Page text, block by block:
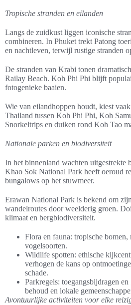
Tropische stranden en eilanden
Langs de zuidkust liggen iconische
combineren. In Phuket trekt Patong
en nachtleven, terwijl rustige stranden
De stranden van Krabi tonen
Railay Beach. Koh Phi Phi blijft
fotogenieke baaien.
Wie van eilandhoppen houdt, kiest
Thailand tussen Koh Phi Phi, Koh
Snorkeltrips en duiken rond Koh Tao
Nationale parken en biodiversiteit
In het binnenland wachten uitgestrekte
Khao Sok National Park heeft oeroud
bungalows op het stuwmeer.
Erawan National Park is bekend om
wandelroutes door weelderig groen.
klimaat en bergbiodiversiteit.
Flora en fauna: tropische bomen,
vogelsoorten.
Wildlife spotten: ethische
verhogen de kans op
schade.
Parkregels: toegangsbijdragen en
behoud en lokale
Avontuurlijke activiteiten voor elke